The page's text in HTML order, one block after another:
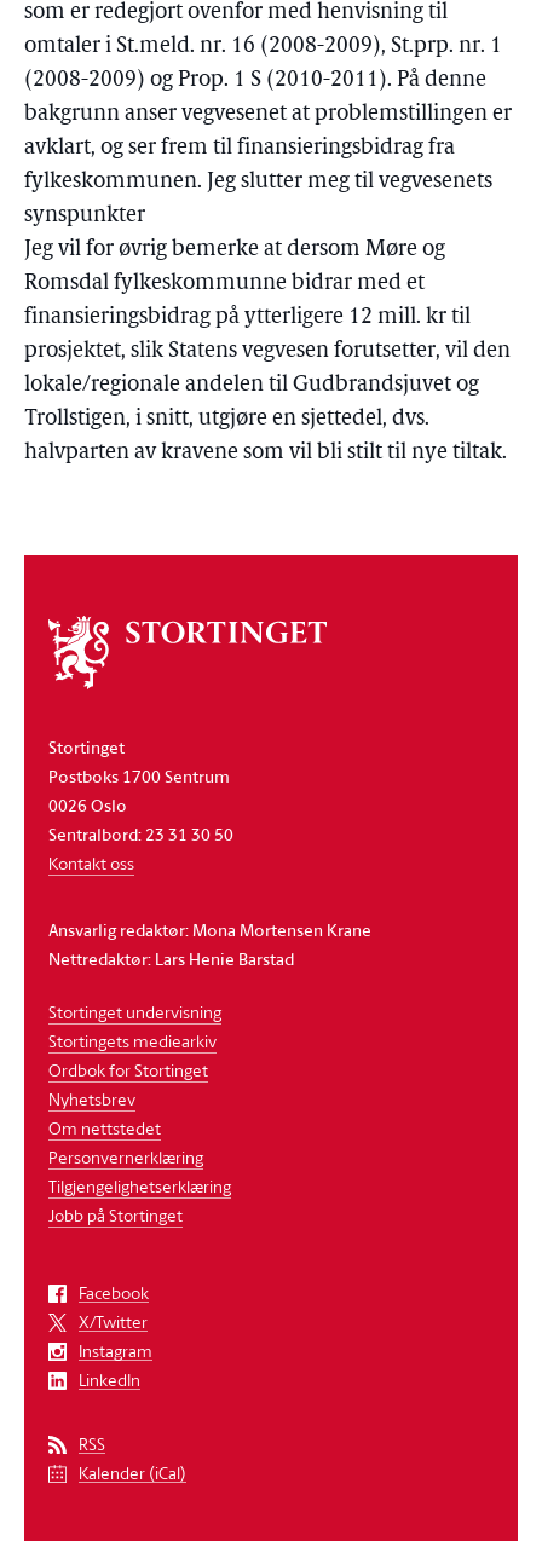
som er redegjort ovenfor med henvisning til
omtaler i St.meld. nr. 16 (2008-2009), St.prp. nr. 1
(2008-2009) og Prop. 1 S (2010-2011). På denne
bakgrunn anser vegvesenet at problemstillingen er
avklart, og ser frem til finansieringsbidrag fra
fylkeskommunen. Jeg slutter meg til vegvesenets
synspunkter
Jeg vil for øvrig bemerke at dersom Møre og
Romsdal fylkeskommunne bidrar med et
finansieringsbidrag på ytterligere 12 mill. kr til
prosjektet, slik Statens vegvesen forutsetter, vil den
lokale/regionale andelen til Gudbrandsjuvet og
Trollstigen, i snitt, utgjøre en sjettedel, dvs.
halvparten av kravene som vil bli stilt til nye tiltak.
Om
stortinget
Stortinget
Postboks 1700 Sentrum
0026 Oslo
Sentralbord: 23 31 30 50
Kontakt oss
Ansvarlig redaktør: Mona Mortensen Krane
Nettredaktør: Lars Henie Barstad
Stortinget undervisning
Stortingets mediearkiv
Ordbok for Stortinget
Nyhetsbrev
Om nettstedet
Personvernerklæring
Tilgjengelighetserklæring
Jobb på Stortinget
Facebook
X/Twitter
Instagram
LinkedIn
RSS
Kalender (iCal)